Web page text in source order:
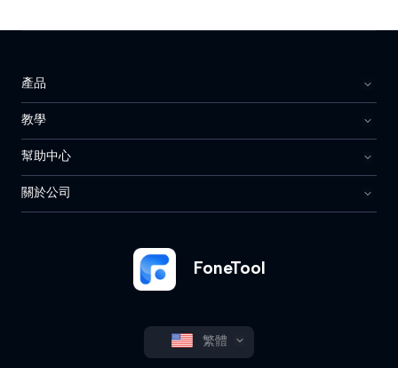
FoneTool
繁體
產品
教學
幫助中心
關於公司